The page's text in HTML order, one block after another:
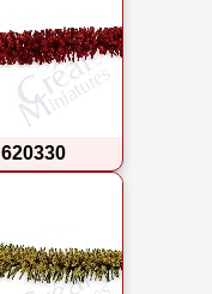
620330